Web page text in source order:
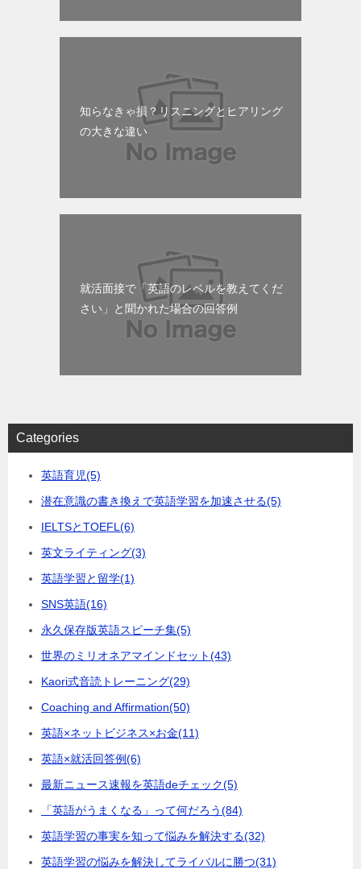
知らなきゃ損？リスニングとヒアリング
の大きな違い
就活面接で「英語のレベルを教えてくだ
さい」と聞かれた場合の回答例
Categories
英語育児(5)
潜在意識の書き換えで英語学習を加速させる(5)
IELTSとTOEFL (6)
英文ライティング(3)
英語学習と留学(1)
SNS英語(16)
永久保存版英語スピーチ集(5)
世界のミリオネアマインドセット(43)
Kaori式音読トレーニング(29)
Coaching and Affirmation(50)
英語×ネットビジネス×お金(11)
英語×就活回答例(6)
最新ニュース速報を英語deチェック(5)
「英語がうまくなる」って何だろう(84)
英語学習の事実を知って悩みを解決する(32)
英語学習の悩みを解決してライバルに勝つ(31)